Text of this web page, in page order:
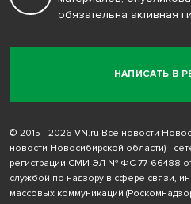
НАПИСАТЬ В
обязательна активная
© 2015 - 2026 VN.ru Все новости
новости Новосибирской области) -
регистрации СМИ ЭЛ № ФС 77-66488
службой по надзору в сфере связи,
массовых коммуникаций